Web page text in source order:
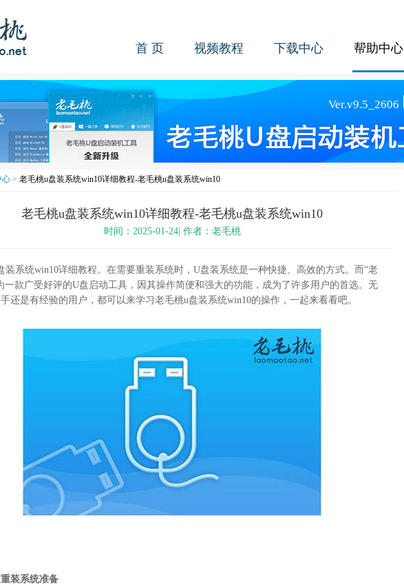
首 页 视频教程 下载中心 帮助中心
> 老毛桃u盘装系统win10详细教程-老毛桃u盘装系统win10
老毛桃u盘装系统win10详细教程-老毛桃u盘装系统win10
时间：2025-01-24| 作者：老毛桃
装系统win10详细教程。在需要重装系统时，U盘装系统是一种快捷、高效的方式。而“老
一款广受好评的U盘启动工具，因其操作简便和强大的功能，成为了许多用户的首选。无
还是有经验的用户，都可以来学习老毛桃u盘装系统win10的操作，一起来看看吧。
装系统准备